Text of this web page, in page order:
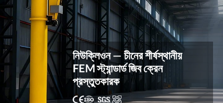
নিউক্লিওন — চীনের শীর্ষস্থানীয়
FEM স্ট্যান্ডার্ড জিব ক্রেন
প্রস্তুতকারক